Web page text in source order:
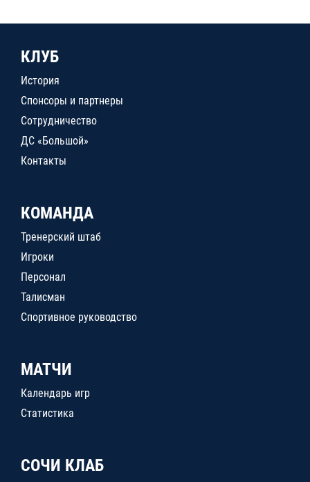
КЛУБ
История
Спонсоры и партнеры
Сотрудничество
ДС «Большой»
Контакты
КОМАНДА
Тренерский штаб
Игроки
Персонал
Талисман
Спортивное руководство
МАТЧИ
Календарь игр
Статистика
СОЧИ КЛАБ